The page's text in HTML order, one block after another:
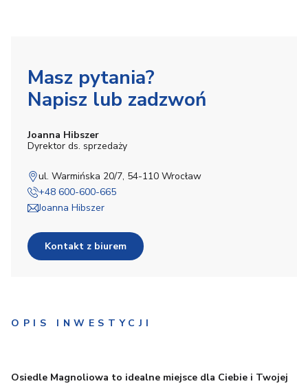
Masz pytania?
Napisz lub zadzwoń
Joanna Hibszer
Dyrektor ds. sprzedaży
ul. Warmińska 20/7, 54-110 Wrocław
+48 600-600-665
Joanna Hibszer
Kontakt z biurem
OPIS INWESTYCJI
Osiedle Magnoliowa to idealne miejsce dla Ciebie i Twojej